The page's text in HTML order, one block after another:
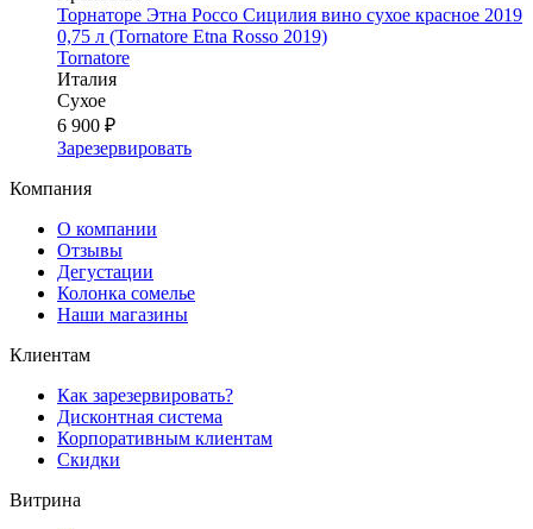
Торнаторе Этна Россо Сицилия вино сухое красное 2019
0,75 л (Tornatore Etna Rosso 2019)
Tornatore
Италия
Сухое
6 900 ₽
Зарезервировать
Компания
О компании
Отзывы
Дегустации
Колонка сомелье
Наши магазины
Клиентам
Как зарезервировать?
Дисконтная система
Корпоративным клиентам
Скидки
Витрина